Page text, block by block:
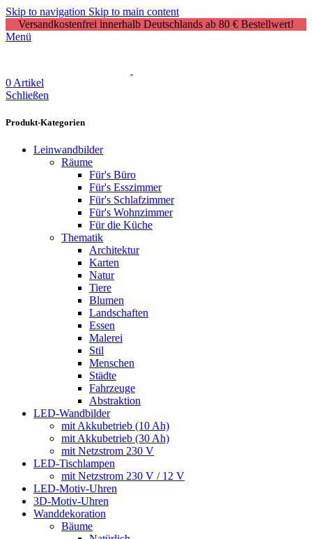
Skip to navigation Skip to main content
Versandkostenfrei innerhalb Deutschlands ab 80 € Bestellwert!
Menü
0 Artikel
Schließen
Produkt-Kategorien
Leinwandbilder
Räume
Für's Büro
Für's Esszimmer
Für's Schlafzimmer
Für's Wohnzimmer
Für die Küche
Thematik
Architektur
Karten
Natur
Tiere
Blumen
Landschaften
Essen
Malerei
Stil
Menschen
Städte
Fahrzeuge
Abstraktion
LED-Wandbilder
mit Akkubetrieb (10 Ah)
mit Akkubetrieb (30 Ah)
mit Netzstrom 230 V
LED-Tischlampen
mit Netzstrom 230 V / 12 V
LED-Motiv-Uhren
3D-Motiv-Uhren
Wanddekoration
Bäume